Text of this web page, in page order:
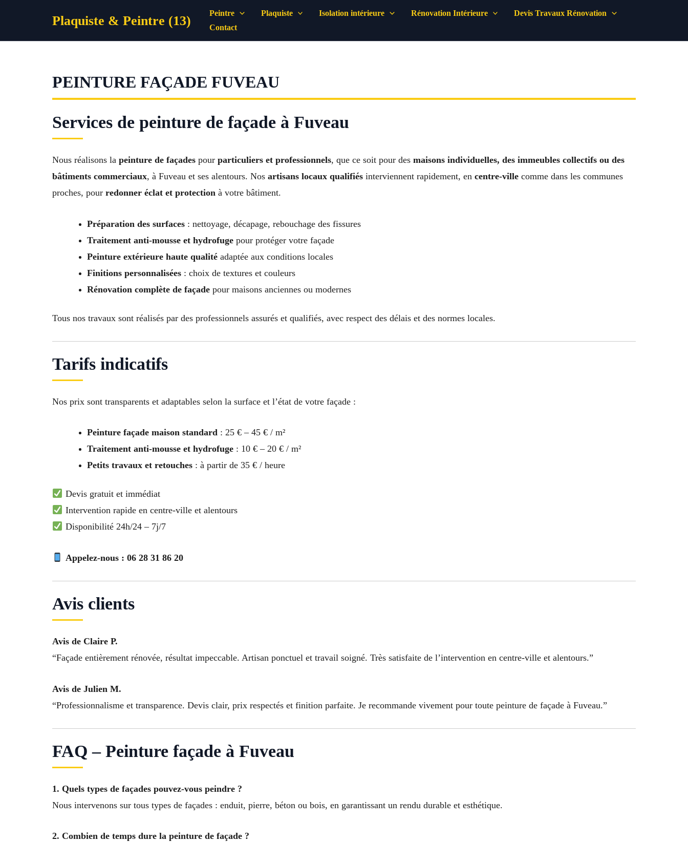
Plaquiste & Peintre (13) Peintre Plaquiste Isolation intérieure Rénovation Intérieure
Devis Travaux Rénovation
Contact
PEINTURE FAÇADE FUVEAU
Services de peinture de façade à Fuveau
Nous réalisons la peinture de façades pour particuliers et professionnels, que ce soit pour des maisons individuelles, des immeubles collectifs ou des
bâtiments commerciaux, à Fuveau et ses alentours. Nos artisans locaux qualifiés interviennent rapidement, en centre-ville comme dans les communes
proches, pour redonner éclat et protection à votre bâtiment.
Préparation des surfaces : nettoyage, décapage, rebouchage des fissures
Traitement anti-mousse et hydrofuge pour protéger votre façade
Peinture extérieure haute qualité adaptée aux conditions locales
Finitions personnalisées : choix de textures et couleurs
Rénovation complète de façade pour maisons anciennes ou modernes
Tous nos travaux sont réalisés par des professionnels assurés et qualifiés, avec respect des délais et des normes locales.
Tarifs indicatifs
Nos prix sont transparents et adaptables selon la surface et l’état de votre façade :
Peinture façade maison standard : 25 € – 45 € / m²
Traitement anti-mousse et hydrofuge : 10 € – 20 € / m²
Petits travaux et retouches : à partir de 35 € / heure
Devis gratuit et immédiat
Intervention rapide en centre-ville et alentours
Disponibilité 24h/24 – 7j/7
Appelez-nous : 06 28 31 86 20
Avis clients
Avis de Claire P.
“Façade entièrement rénovée, résultat impeccable. Artisan ponctuel et travail soigné. Très satisfaite de l’intervention en centre-ville et alentours.”
Avis de Julien M.
“Professionnalisme et transparence. Devis clair, prix respectés et finition parfaite. Je recommande vivement pour toute peinture de façade à Fuveau.”
FAQ – Peinture façade à Fuveau
1. Quels types de façades pouvez-vous peindre ?
Nous intervenons sur tous types de façades : enduit, pierre, béton ou bois, en garantissant un rendu durable et esthétique.
2. Combien de temps dure la peinture de façade ?